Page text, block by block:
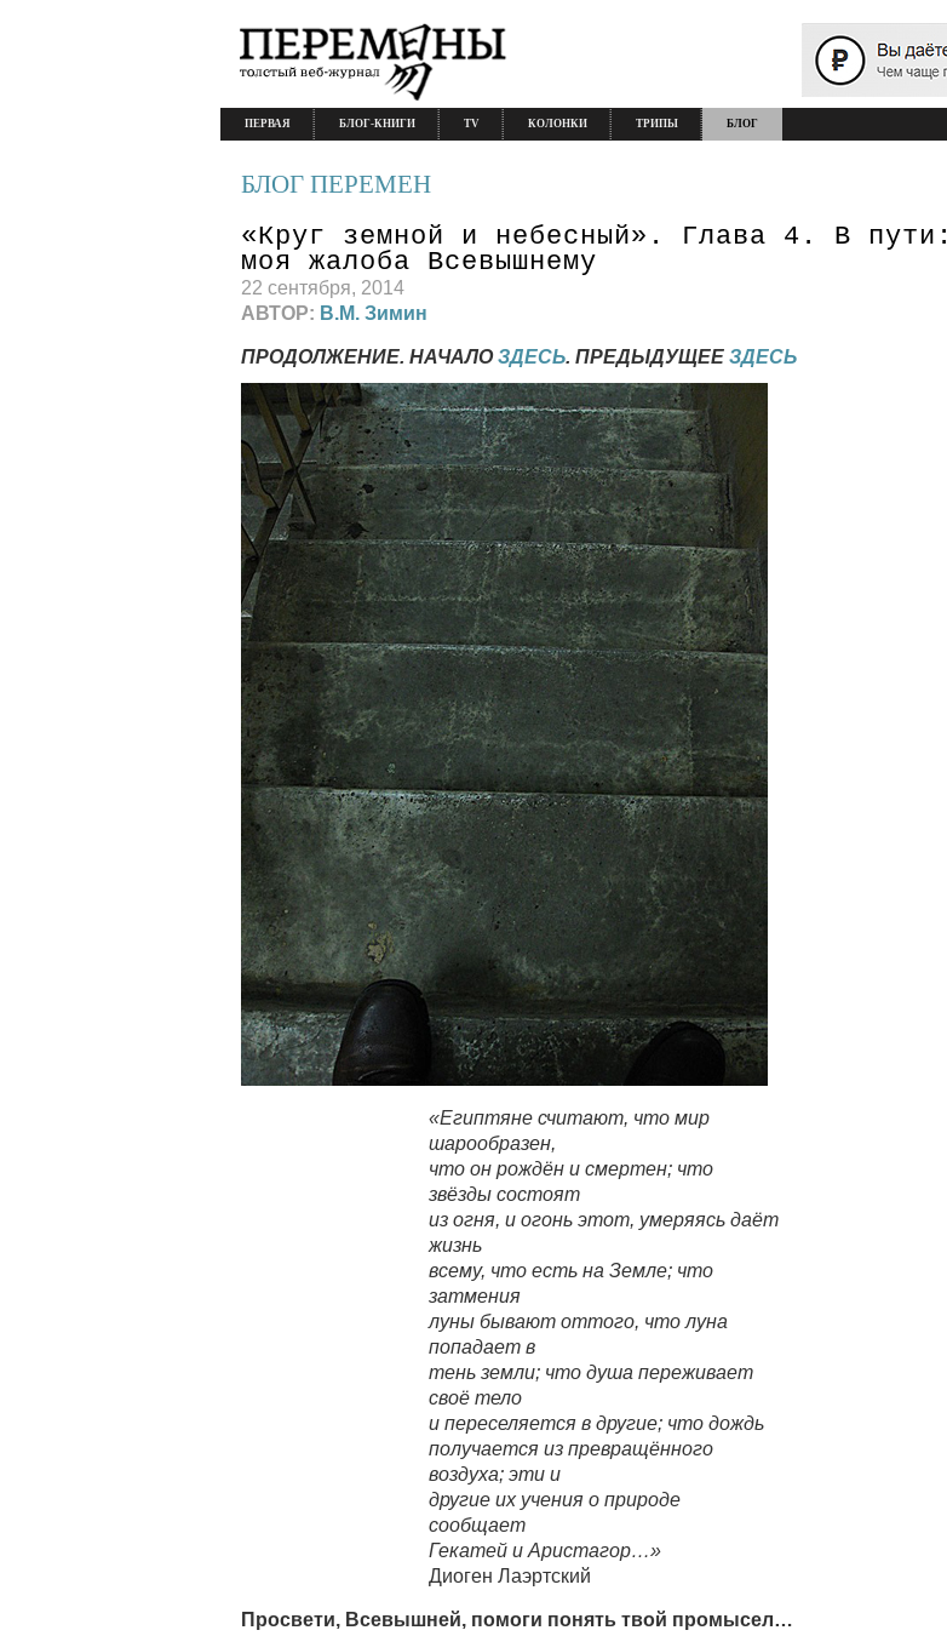
ПЕРВАЯ БЛОГ-КНИГИ TV КОЛОНКИ ТРИПЫ БЛОГ
БЛОГ ПЕРЕМЕН
«Круг земной и небесный». Глава 4. В пути:
моя жалоба Всевышнему
22 сентября, 2014
АВТОР: В.М. Зимин
ПРОДОЛЖЕНИЕ. НАЧАЛОЗДЕСЬ. ПРЕДЫДУЩЕЕ ЗДЕСЬ
«Египтяне считают, что мир
шарообразен,
что он рождён и смертен; что
звёзды состоят
из огня, и огонь этот, умеряясь даёт
жизнь
всему, что есть на Земле; что
затмения
луны бывают оттого, что луна
попадает в
тень земли; что душа переживает
своё тело
и переселяется в другие; что дождь
получается из превращённого
воздуха; эти и
другие их учения о природе
сообщает
Гекатей и Аристагор…»
Диоген Лаэртский
Просвети, Всевышней, помоги понять твой промысел…